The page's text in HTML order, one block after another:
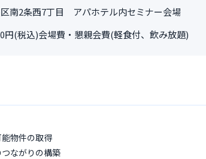
南2条西7丁目 アパホテル内セミナー会場
円(税込)会場費・懇親会費(軽食付、飲み放題)
物件の取得
ながりの構築